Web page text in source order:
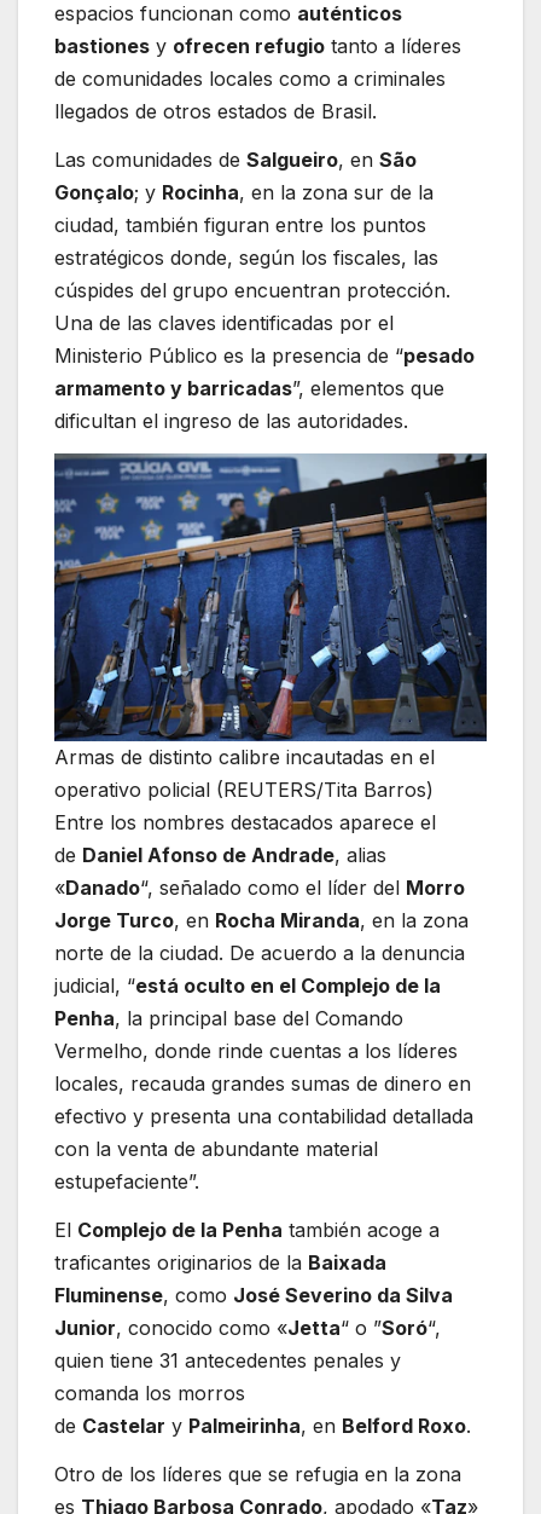
espacios funcionan como auténticos
bastiones y ofrecen refugio tanto a líderes
de comunidades locales como a criminales
llegados de otros estados de Brasil.
Las comunidades de Salgueiro, en São
Gonçalo; y Rocinha, en la zona sur de la
ciudad, también figuran entre los puntos
estratégicos donde, según los fiscales, las
cúspides del grupo encuentran protección.
Una de las claves identificadas por el
Ministerio Público es la presencia de “pesado
armamento y barricadas”, elementos que
dificultan el ingreso de las autoridades.
Armas de distinto calibre incautadas en el
operativo policial (REUTERS/Tita Barros)
Entre los nombres destacados aparece el
de Daniel Afonso de Andrade, alias
«Danado“, señalado como el líder del Morro
Jorge Turco, en Rocha Miranda, en la zona
norte de la ciudad. De acuerdo a la denuncia
judicial, “está oculto en el Complejo de la
Penha, la principal base del Comando
Vermelho, donde rinde cuentas a los líderes
locales, recauda grandes sumas de dinero en
efectivo y presenta una contabilidad detallada
con la venta de abundante material
estupefaciente”.
El Complejo de la Penha también acoge a
traficantes originarios de la Baixada
Fluminense, como José Severino da Silva
Junior, conocido como «Jetta“ o ”Soró“,
quien tiene 31 antecedentes penales y
comanda los morros
de Castelar y Palmeirinha, en Belford Roxo.
Otro de los líderes que se refugia en la zona
es Thiago Barbosa Conrado, apodado «Taz»